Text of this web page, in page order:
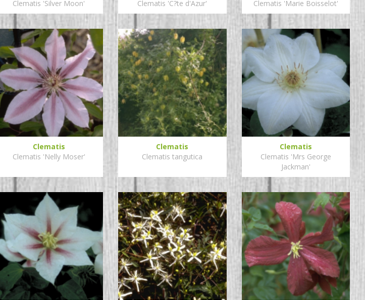
Clematis 'Silver Moon'
Clematis 'C?te d'Azur'
Clematis 'Marie Boisselot'
Clematis
Clematis 'Nelly Moser'
Clematis
Clematis tangutica
Clematis
Clematis 'Mrs George
Jackman'